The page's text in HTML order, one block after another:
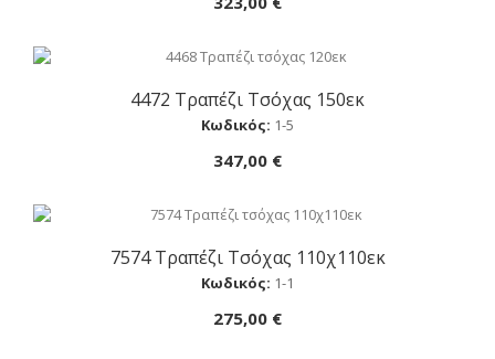
Αγορά
4472 Τραπέζι Τσόχας 150εκ
Κωδικός: 1-5
347,00 €
Αγορά
7574 Τραπέζι Τσόχας 110χ110εκ
Κωδικός: 1-1
275,00 €